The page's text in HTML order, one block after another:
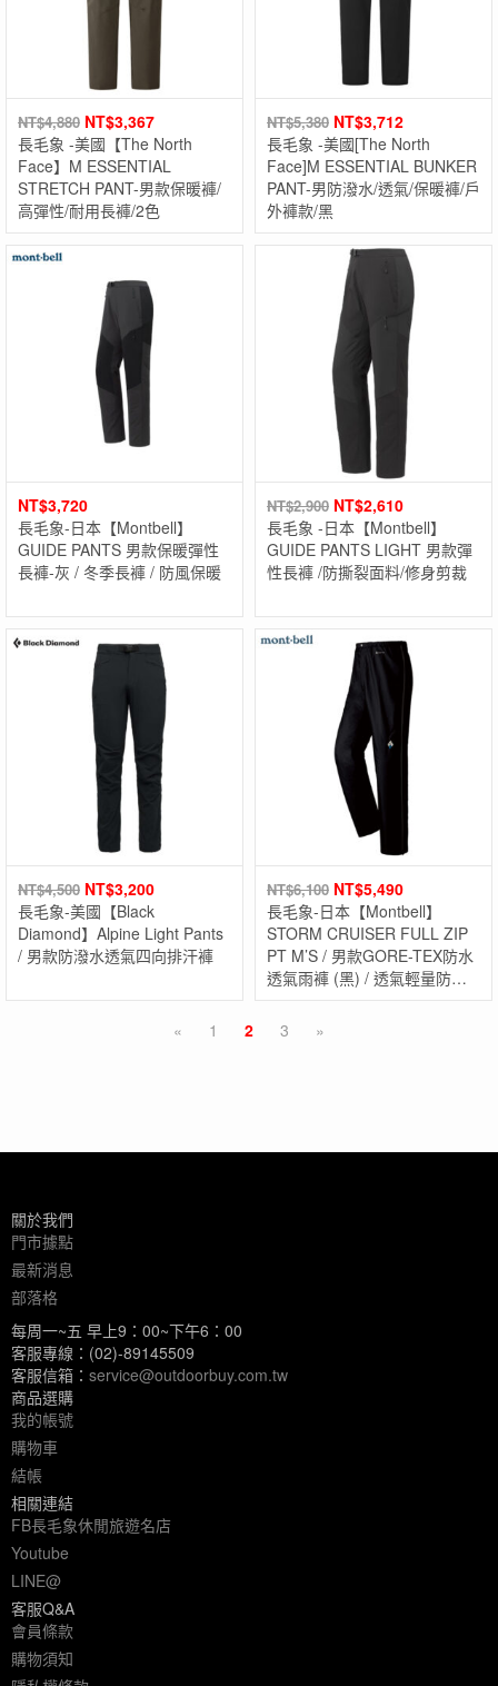
NT$4,880 NT$3,367
長毛象 -美國【The North
Face】M ESSENTIAL
STRETCH PANT-男款保暖褲/
高彈性/耐用長褲/2色
NT$5,380 NT$3,712
長毛象 -美國[The North
Face]M ESSENTIAL BUNKER
PANT-男防潑水/透氣/保暖褲/戶
外褲款/黑
NT$3,720
長毛象-日本【Montbell】
GUIDE PANTS 男款保暖彈性
長褲-灰 / 冬季長褲 / 防風保暖
NT$2,900 NT$2,610
長毛象 -日本【Montbell】
GUIDE PANTS LIGHT 男款彈
性長褲 /防撕裂面料/修身剪裁
NT$4,500 NT$3,200
長毛象-美國【Black
Diamond】Alpine Light Pants
/ 男款防潑水透氣四向排汗褲
NT$6,100 NT$5,490
長毛象-日本【Montbell】
STORM CRUISER FULL ZIP
PT M’S / 男款GORE-TEX防水
透氣雨褲 (黑) / 透氣輕量防水
長褲 / GTX長褲
«
1 2 3 »
關於我們
門市據點
最新消息
部落格
每周一~五 早上9：00~下午6：00
客服專線：(02)-89145509
客服信箱： service@outdoorbuy.com.tw
商品選購
我的帳號
購物車
結帳
相關連結
FB長毛象休閒旅遊名店
Youtube
LINE@
客服Q&A
會員條款
購物須知